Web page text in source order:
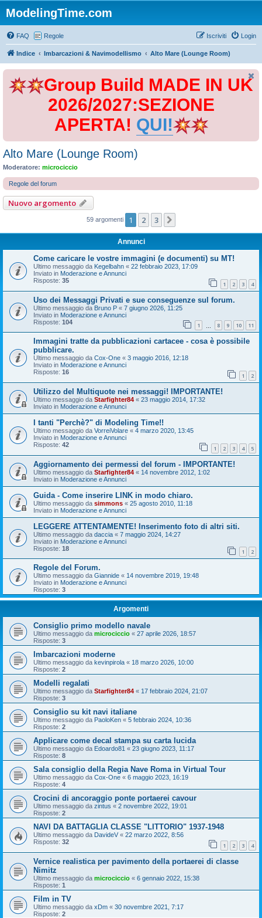
ModelingTime.com
FAQ Regole Login
Iscriviti
Indice Imbarcazioni & Navimodellismo Alto Mare (Lounge Room)
Group Build MADE IN UK
2026/2027:SEZIONE
APERTA! QUI!
Alto Mare (Lounge Room)
Moderatore: microciccio
Regole del forum
Nuovo argomento
59 argomenti 1 2 3
Annunci
Come caricare le vostre immagini (e documenti) su MT!
Ultimo messaggio da Kegelbahn « 22 febbraio 2023, 17:09
Inviato in Moderazione e Annunci
Risposte: 35 1 2 3 4
Uso dei Messaggi Privati e sue conseguenze sul forum.
Ultimo messaggio da Bruno P « 7 giugno 2026, 11:25
Inviato in Moderazione e Annunci
Risposte: 104 1 8 9 10 11
Immagini tratte da pubblicazioni cartacee - cosa è possibile
pubblicare.
Ultimo messaggio da Cox-One « 3 maggio 2016, 12:18
Inviato in Moderazione e Annunci
Risposte: 16 1 2
Utilizzo del Multiquote nei messaggi! IMPORTANTE!
Ultimo messaggio da Starfighter84 « 23 maggio 2014, 17:32
Inviato in Moderazione e Annunci
I tanti "Perchè?" di Modeling Time!!
Ultimo messaggio da VorreiVolare « 4 marzo 2020, 13:45
Inviato in Moderazione e Annunci
Risposte: 42 1 2 3 4 5
Aggiornamento dei permessi del forum - IMPORTANTE!
Ultimo messaggio da Starfighter84 « 14 novembre 2012, 1:02
Inviato in Moderazione e Annunci
Guida - Come inserire LINK in modo chiaro.
Ultimo messaggio da simmons « 25 agosto 2010, 11:18
Inviato in Moderazione e Annunci
LEGGERE ATTENTAMENTE! Inserimento foto di altri siti.
Ultimo messaggio da daccia « 7 maggio 2024, 14:27
Inviato in Moderazione e Annunci
Risposte: 18 1 2
Regole del Forum.
Ultimo messaggio da Giannide « 14 novembre 2019, 19:48
Inviato in Moderazione e Annunci
Risposte: 3
Argomenti
Consiglio primo modello navale
Ultimo messaggio da microciccio « 27 aprile 2026, 18:57
Risposte: 3
Imbarcazioni moderne
Ultimo messaggio da kevinpirola « 18 marzo 2026, 10:00
Risposte: 2
Modelli regalati
Ultimo messaggio da Starfighter84 « 17 febbraio 2024, 21:07
Risposte: 3
Consiglio su kit navi italiane
Ultimo messaggio da PaoloKen « 5 febbraio 2024, 10:36
Risposte: 2
Applicare come decal stampa su carta lucida
Ultimo messaggio da Edoardo81 « 23 giugno 2023, 11:17
Risposte: 8
Sala consiglio della Regia Nave Roma in Virtual Tour
Ultimo messaggio da Cox-One « 6 maggio 2023, 16:19
Risposte: 4
Crocini di ancoraggio ponte portaerei cavour
Ultimo messaggio da zintus « 2 novembre 2022, 19:01
Risposte: 2
NAVI DA BATTAGLIA CLASSE "LITTORIO" 1937-1948
Ultimo messaggio da DavideV « 22 marzo 2022, 8:56
Risposte: 32 1 2 3 4
Vernice realistica per pavimento della portaerei di classe
Nimitz
Ultimo messaggio da microciccio « 6 gennaio 2022, 15:38
Risposte: 1
Film in TV
Ultimo messaggio da xDm « 30 novembre 2021, 7:17
Risposte: 2